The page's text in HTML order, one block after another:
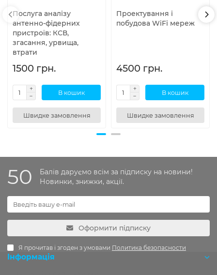
Послуга аналізу
антенно-фідерних
пристроїв: КСВ,
згасання, урвища,
втрати
1500 грн.
В кошик
Швидке замовлення
Проектування і
побудова WiFi мереж
4500 грн.
В кошик
Швидке замовлення
50
Балів даруємо всім за підписку на новини!
Новинки, знижки, акції.
Оформити підписку
Я прочитав і згоден з умовами Политика безопасности
Інформація